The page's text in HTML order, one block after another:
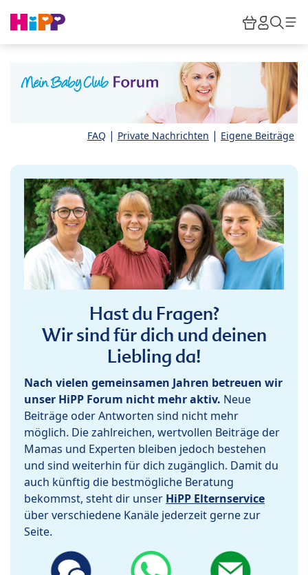
HiPP
FAQ | Private Nachrichten | Eigene Beiträge
Hast du Fragen?
Wir sind für dich und deinen
Liebling da!
Nach vielen gemeinsamen Jahren betreuen wir
unser HiPP Forum nicht mehr aktiv. Neue
Beiträge oder Antworten sind nicht mehr
möglich. Die zahlreichen, wertvollen Beiträge der
Mamas und Experten bleiben jedoch bestehen
und sind weiterhin für dich zugänglich. Damit du
auch künftig die bestmögliche Beratung
bekommst, steht dir unser HiPP Elternservice
über verschiedene Kanäle jederzeit gerne zur
Seite.